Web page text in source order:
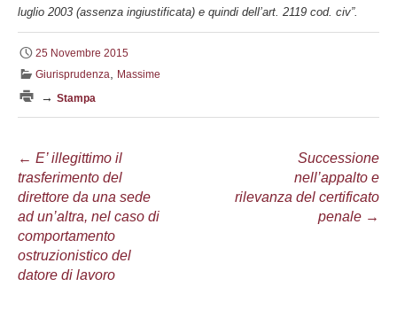
luglio 2003 (assenza ingiustificata) e quindi dell’art. 2119 cod. civ”.
25 Novembre 2015
Giurisprudenza
Massime
→ Stampa
Navigazione
articolo
← E’ illegittimo il
trasferimento del
direttore da una sede
ad un’altra, nel caso di
comportamento
ostruzionistico del
datore di lavoro
Successione
nell’appalto e
rilevanza del certificato
penale →